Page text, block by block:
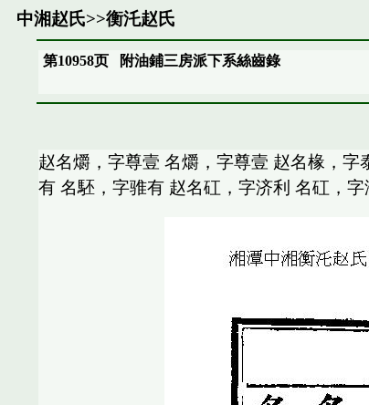
中湘赵氏>>衡汑赵氏
第10958页附油鋪三房派下系絲齒錄
赵名爝，字尊壹 名爝，字尊壹 赵名椽，
有 名駓，字骓有 赵名矼，字济利 名矼，字